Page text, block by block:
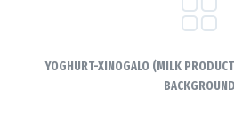
YOGHURT-XINOGALO (MILK
BACKGROUND